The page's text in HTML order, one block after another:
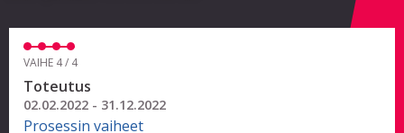
VAIHE 4 / 4
Toteutus
02.02.2022 - 31.12.2022
Prosessin vaiheet